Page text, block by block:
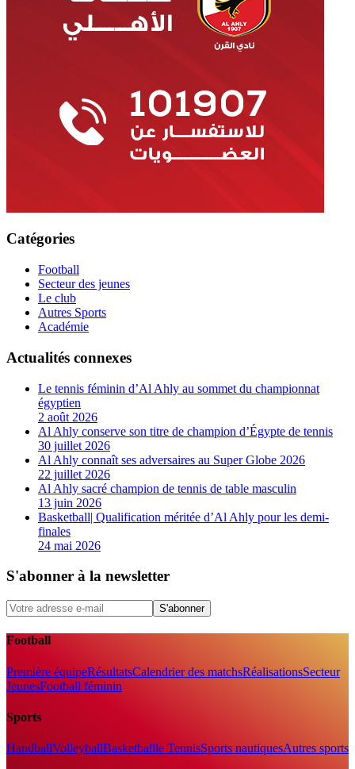
Catégories
Football
Secteur des jeunes
Le club
Autres Sports
Académie
Actualités connexes
Le tennis féminin d’Al Ahly au sommet du championnat
égyptien
2 août 2026
Al Ahly conserve son titre de champion d’Égypte de tennis
30 juillet 2026
Al Ahly connaît ses adversaires au Super Globe 2026
22 juillet 2026
Al Ahly sacré champion de tennis de table masculin
13 juin 2026
Basketball| Qualification méritée d’Al Ahly pour les demi-
finales
24 mai 2026
S'abonner à la newsletter
S'abonner
Football
Première équipeRésultatsCalendrier des matchsRéalisationsSecteur
JeunesFootball féminin
Sports
HandballVolleyballBasketballle TennisSports nautiquesAutres sports